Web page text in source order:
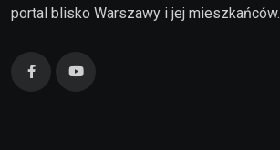
portal blisko Warszawy i jej mieszkańców.